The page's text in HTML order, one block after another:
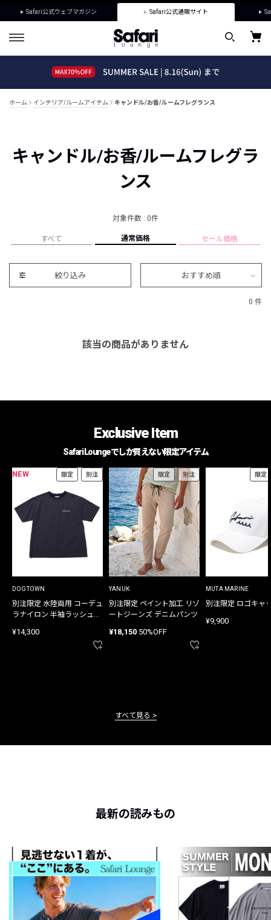
Safari公式ウェブマガジン Safari公式通販サイト
ホーム インテリア/ルームアイテム キャンドル/お香/ルームフレグランス
キャンドル/お香/ルームフレグラ
ンス
対象件数 : 0件
すべて 通常価格 セール価格
絞り込み おすすめ順
0 件
該当の商品がありません
Exclusive Item
Safari Loungeでしか買えない限定アイテム
NEW 限定 別注
DOGTOWN
別注限定 水陸両用 コーデュ
ラナイロン 半袖ラッシュガ
¥14,300
限定 別注
YANUK
別注限定 ペイント加工 リゾ
ートジーンズ デニムパンツ
¥18,150 50%OFF
限定
MUTA MARINE
別注限定 ロゴキャ
¥9,900
すべて見る
最新の読みもの